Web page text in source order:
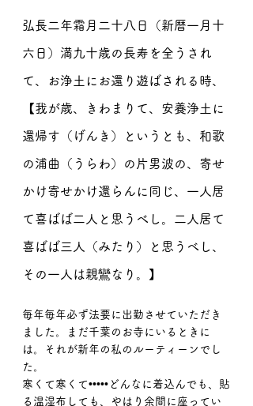
弘長二年霜月二十八日（新暦一月十
六日）満九十歳の長寿を全うされ
て、お浄土にお還り遊ばされる時、
【我が歳、きわまりて、安養浄土に
還帰す（げんき）というとも、和歌
の浦曲（うらわ）の片男波の、寄せ
かけ寄せかけ還らんに同じ、一人居
て喜ばば二人と思うべし。二人居て
喜ばば三人（みたり）と思うべし、
その一人は親鸞なり。】
毎年毎年必ず法要に出勤させていただき
ました。まだ千葉のお寺にいるときに
は。それが新年の私のルーティーンでし
た。
寒くて寒くて•••••どんなに着込んでも、貼
る温湿布しても、やはり余間に座ってい